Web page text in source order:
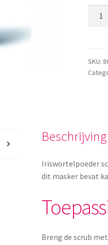
SKU:
Beschrijving
Iriswortelpoeder
dit masker bevat
Breng de scrub